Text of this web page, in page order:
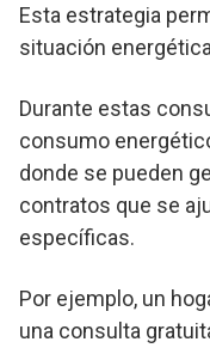
Esta estrategia
situación
Durante estas
consumo
donde se pueden
contratos que se
específicas.
Por ejemplo, un
una consulta